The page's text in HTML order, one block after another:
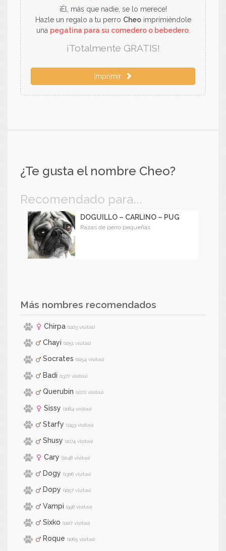
¡Él, más que nadie, se lo merece!
Hazle un regalo a tu perro Cheoimprimiéndole
una pegatina para su comedero o bebedero.
¡Totalmente GRATIS!
Imprimir
¿Te gusta el nombre Cheo?
Recomendado para...
DOGUILLO – CARLINO – PUG
Razas de perro pequeñas
Más nombres recomendados
Chirpa (1103 visitas)
Chayi (1051 visitas)
Socrates (1054 visitas)
Badi (1377 visitas)
Querubin (1072 visitas)
Sissy (1084 visitas)
Starfy (1193 visitas)
Shusy (1074 visitas)
Cary (1048 visitas)
Dogy (1306 visitas)
Dopy (1057 visitas)
Vampi (998 visitas)
Sixko (1107 visitas)
Roque (1065 visitas)